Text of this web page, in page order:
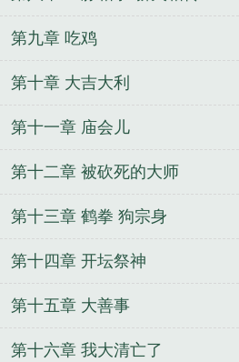
第九章 吃鸡
第十章 大吉大利
第十一章 庙会儿
第十二章 被砍死的大师
第十三章 鹤拳 狗宗身
第十四章 开坛祭神
第十五章 大善事
第十六章 我大清亡了